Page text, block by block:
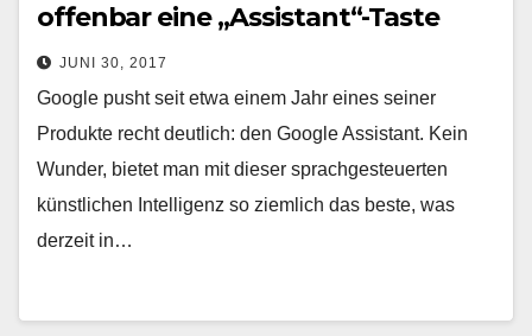
offenbar eine „Assistant“-Taste
JUNI 30, 2017
Google pusht seit etwa einem Jahr eines seiner
Produkte recht deutlich: den Google Assistant. Kein
Wunder, bietet man mit dieser sprachgesteuerten
künstlichen Intelligenz so ziemlich das beste, was
derzeit in…